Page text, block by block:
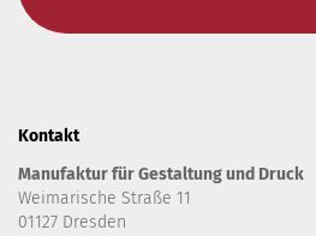
Kontakt
Manufaktur für Gestaltung und Druck
Weimarische Straße 11
01127 Dresden